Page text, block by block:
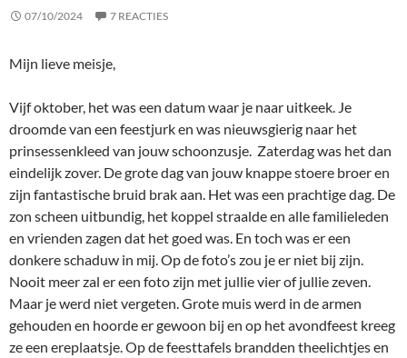
07/10/2024 7 REACTIES
Mijn lieve meisje,
Vijf oktober, het was een datum waar je naar uitkeek. Je
droomde van een feestjurk en was nieuwsgierig naar het
prinsessenkleed van jouw schoonzusje. Zaterdag was het dan
eindelijk zover. De grote dag van jouw knappe stoere broer en
zijn fantastische bruid brak aan. Het was een prachtige dag. De
zon scheen uitbundig, het koppel straalde en alle familieleden
en vrienden zagen dat het goed was. En toch was er een
donkere schaduw in mij. Op de foto’s zou je er niet bij zijn.
Nooit meer zal er een foto zijn met jullie vier of jullie zeven.
Maar je werd niet vergeten. Grote muis werd in de armen
gehouden en hoorde er gewoon bij en op het avondfeest kreeg
ze een ereplaatsje. Op de feesttafels brandden theelichtjes en